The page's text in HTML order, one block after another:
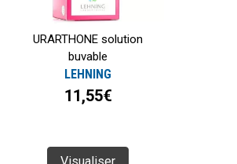
URARTHONE solution
buvable
LEHNING
11,55€